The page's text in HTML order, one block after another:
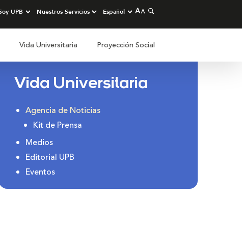
Vida Universitaria Proyección Social
Vida Universitaria
Agencia de Noticias
Kit de Prensa
Medios
Editorial UPB
Eventos